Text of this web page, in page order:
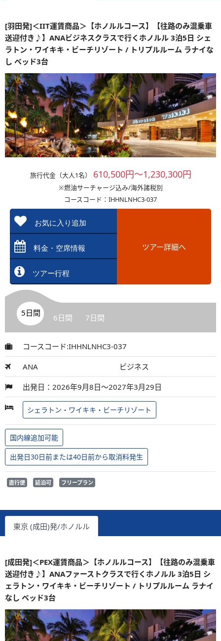
[羽田発]＜IIT運賃商品＞【ホノルルコース】【往路のみ混乗車
送迎付き♪】ANAビジネスクラスで行くホノルル 3泊5日 シェ
ラトン・ワイキキ・ビーチリゾート / トリプルルーム ラナイな
し ベッド3台
旅行代金（大人1名） 610,500円～1,230,300円
※燃油サーチャージ込み/海外諸税別
コースコード：IHHNLNHC3-037
お気に入り追加
料金・空席情報
ツアー行程
ツアー詳細へ
5日間 6日間 7日間
コースコード:IHHNLNHC3-037
ANA ビジネス
出発日：2026年9月8日～2027年3月29日
シェラトン・ワイキキ・ビーチリゾート
国内線追加可能
出発日30日前または40日前から取消料発生
直行便 延泊可 フリープラン
東京 (成田)発/ホノルル
[成田発]＜PEX運賃商品＞【ホノルルコース】【往路のみ混乗車
送迎付き♪】ANAファーストクラスで行くホノルル 3泊5日 シ
ェラトン・ワイキキ・ビーチリゾート / トリプルルーム ラナイ
なし ベッド3台